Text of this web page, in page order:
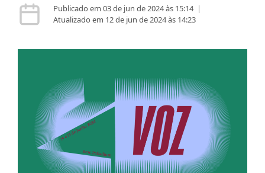
Publicado em 03 de jun de 2024 às 15:14|
Atualizado em 12 de jun de 2024 às 14:23